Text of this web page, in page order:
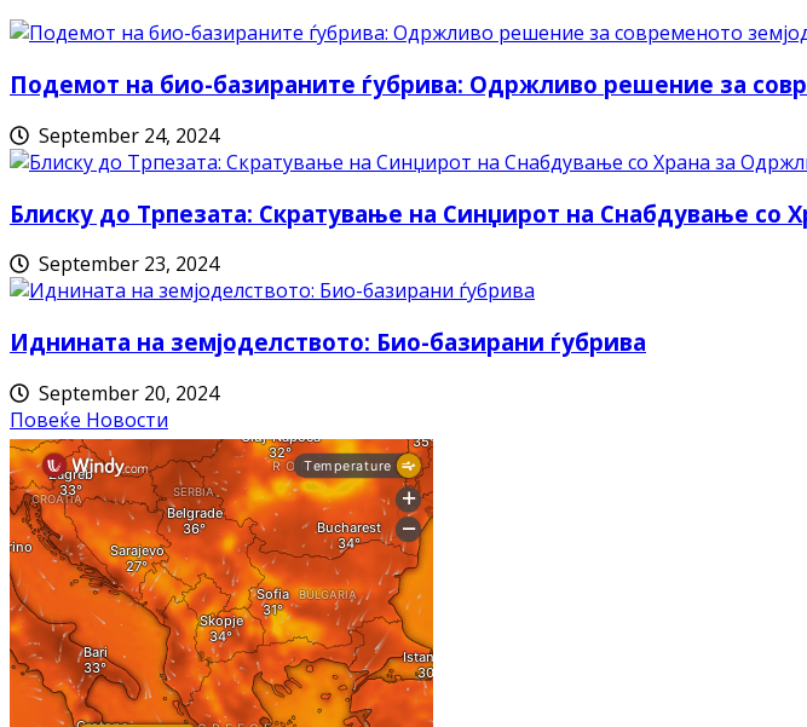
Подемот на био-базираните ѓубрива: Одржливо решение за
September 24, 2024
Блиску до Трпезата: Скратување на Синџирот на Снабдување
September 23, 2024
Иднината на земјоделството: Био-базирани ѓубрива
September 20, 2024
Повеќе Новости